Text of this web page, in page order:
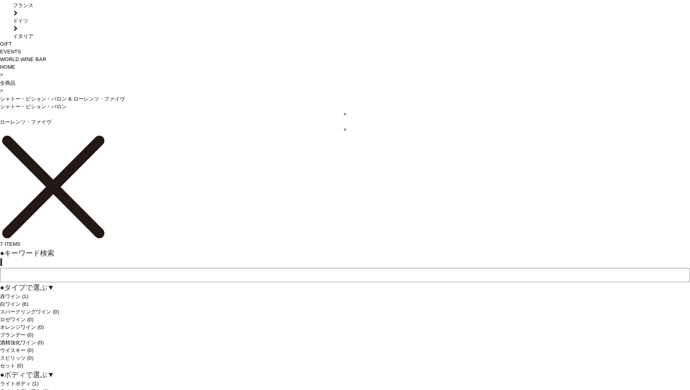
フランス
ドイツ
イタリア
GIFT
EVENTS
WORLD WINE BAR
HOME
>
全商品
>
シャトー・ピション・バロン & ローレンツ・ファイヴ
シャトー・ピション・バロン
×
ローレンツ・ファイヴ
×
7 ITEMS
●キーワード検索
●タイプで選ぶ ▼
赤ワイン (1)
白ワイン (6)
スパークリングワイン (0)
ロゼワイン (0)
オレンジワイン (0)
ブランデー (0)
酒精強化ワイン (0)
ウイスキー (0)
スピリッツ (0)
セット (0)
●ボディで選ぶ ▼
ライトボディ (1)